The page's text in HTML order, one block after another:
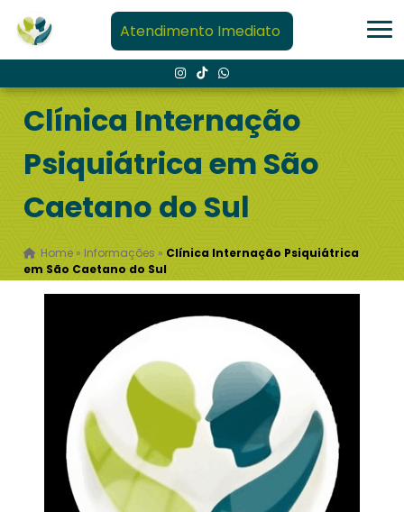
Atendimento Imediato
Clínica Internação
Psiquiátrica em São
Caetano do Sul
Home » Informações » Clínica Internação Psiquiátrica
em São Caetano do Sul